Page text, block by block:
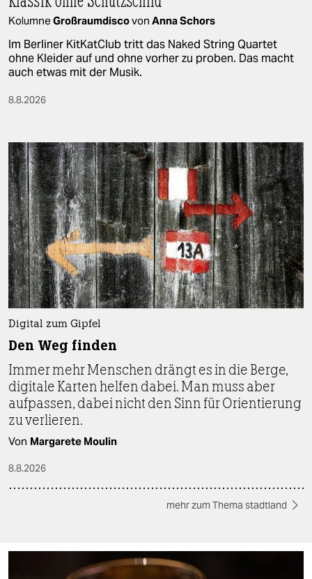
KolumneGroßraumdiscovon Anna Schors
Im Berliner KitKatClub tritt das Naked String Quartet
ohne Kleider auf und ohne vorher zu proben. Das macht
auch etwas mit der Musik.
8.8.2026
Digital zum Gipfel
Den Weg finden
Immer mehr Menschen drängt es in die Berge,
digitale Karten helfen dabei. Man muss aber
aufpassen, dabei nicht den Sinn für Orientierung
zu verlieren.
Von Margarete Moulin
8.8.2026
mehr zum Thema stadtland